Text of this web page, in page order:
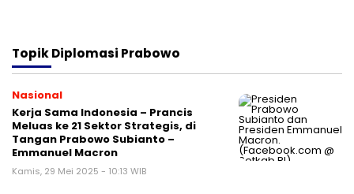
TopikDiplomasi Prabowo
Nasional
Kerja Sama Indonesia – Prancis
Meluas ke 21 Sektor Strategis, di
Tangan Prabowo Subianto –
Emmanuel Macron
Kamis, 29 Mei 2025 - 10:13 WIB